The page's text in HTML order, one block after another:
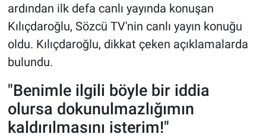
ardından ilk defa canlı yayında konuşan
Kılıçdaroğlu, Sözcü TV'nin canlı yayın konuğu
oldu. Kılıçdaroğlu, dikkat çeken açıklamalarda
bulundu.
"Benimle ilgili böyle bir iddia
olursa dokunulmazlığımın
kaldırılmasını isterim!"